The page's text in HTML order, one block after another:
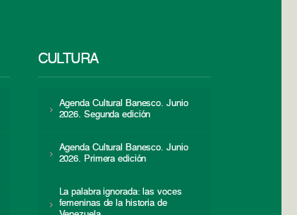
CULTURA
Agenda Cultural Banesco. Junio
2026. Segunda edición
Agenda Cultural Banesco. Junio
2026. Primera edición
La palabra ignorada: las voces
femeninas de la historia de